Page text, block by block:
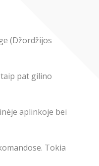
(Džordžijos
pat gilino
aplinkoje bei
Tokia